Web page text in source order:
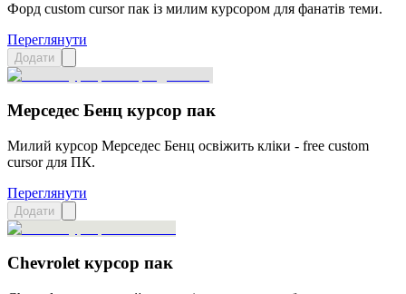
Форд custom cursor пак із милим курсором для фанатів теми.
Переглянути
Додати
Мерседес Бенц курсор пак
Милий курсор Мерседес Бенц освіжить кліки - free custom
cursor для ПК.
Переглянути
Додати
Chevrolet курсор пак